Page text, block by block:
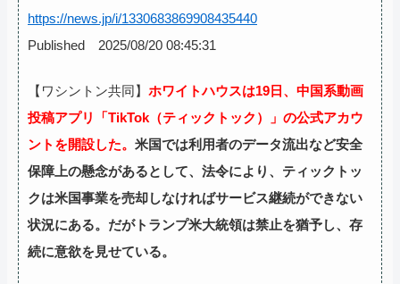
https://news.jp/i/1330683869908435440
Published 2025/08/20 08:45:31
【ワシントン共同】 ホワイトハウスは19日、中国系動画
投稿アプリ「TikTok（ティックトック）」の公式アカウ
ントを開設した。 米国では利用者のデータ流出など安全
保障上の懸念があるとして、法令により、ティックトッ
クは米国事業を売却しなければサービス継続ができない
状況にある。だがトランプ米大統領は禁止を猶予し、存
続に意欲を見せている。